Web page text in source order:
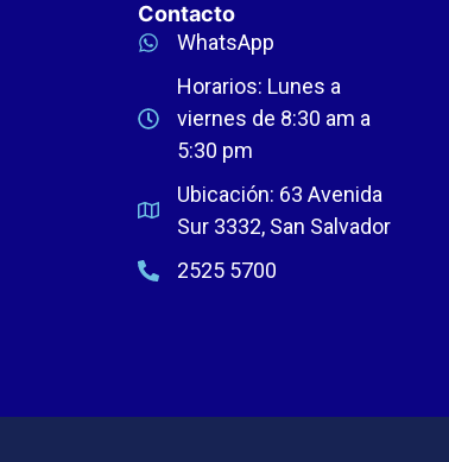
Contacto
WhatsApp
Horarios: Lunes a
viernes de 8:30 am a
5:30 pm
Ubicación: 63 Avenida
Sur 3332, San Salvador
2525 5700